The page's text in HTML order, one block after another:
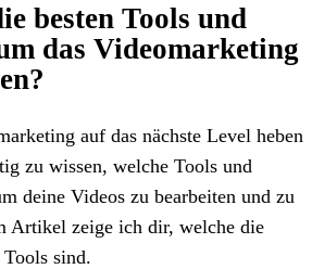
besten Tools und
das Videomarketing
auf das nächste Level heben
zu wissen, welche Tools und
deine Videos zu bearbeiten und zu
Artikel zeige ich dir, welche die
sind.